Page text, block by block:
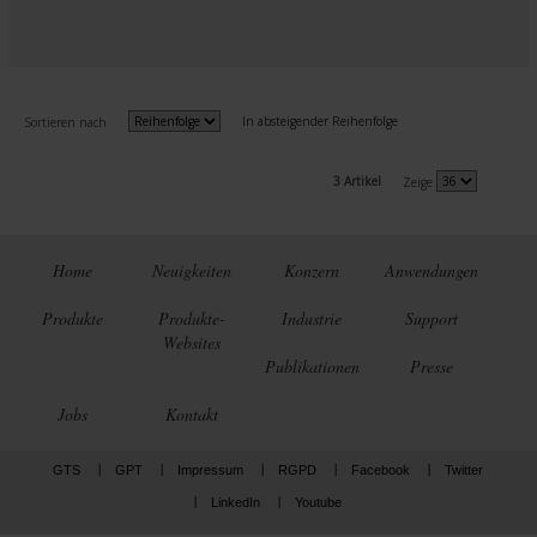
Sortieren nach In absteigender Reihenfolge
3 Artikel Zeige
Home Neuigkeiten Konzern Anwendungen
Produkte
Produkte-
Websites
Industrie Support
Publikationen Presse
Jobs Kontakt
GTS GPT Impressum RGPD Facebook Twitter
LinkedIn Youtube